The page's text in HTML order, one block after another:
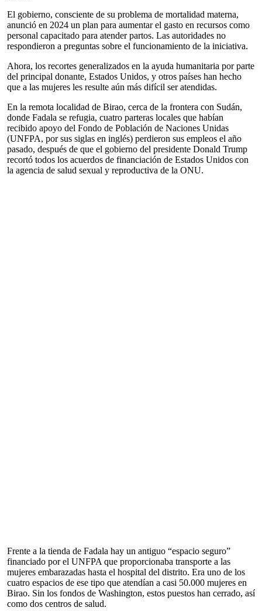
El gobierno, consciente de su problema de mortalidad materna,
anunció en 2024 un plan para aumentar el gasto en recursos como
personal capacitado para atender partos. Las autoridades no
respondieron a preguntas sobre el funcionamiento de la iniciativa.
Ahora, los recortes generalizados en la ayuda humanitaria por parte
del principal donante, Estados Unidos, y otros países han hecho
que a las mujeres les resulte aún más difícil ser atendidas.
En la remota localidad de Birao, cerca de la frontera con Sudán,
donde Fadala se refugia, cuatro parteras locales que habían
recibido apoyo del Fondo de Población de Naciones Unidas
(UNFPA, por sus siglas en inglés) perdieron sus empleos el año
pasado, después de que el gobierno del presidente Donald Trump
recortó todos los acuerdos de financiación de Estados Unidos con
la agencia de salud sexual y reproductiva de la ONU.
Frente a la tienda de Fadala hay un antiguo “espacio seguro”
financiado por el UNFPA que proporcionaba transporte a las
mujeres embarazadas hasta el hospital del distrito. Era uno de los
cuatro espacios de ese tipo que atendían a casi 50.000 mujeres en
Birao. Sin los fondos de Washington, estos puestos han cerrado, así
como dos centros de salud.